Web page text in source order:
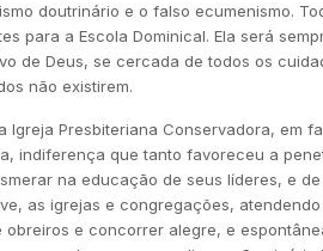
doutrinário e o falso ecumenismo.
para a Escola Dominical. Ela será
de Deus, se cercada de todos os
não existirem.
Igreja Presbiteriana Conservadora, em
indiferença que tanto favoreceu a
na educação de seus líderes, e
as igrejas e congregações,
e concorrer alegre, e